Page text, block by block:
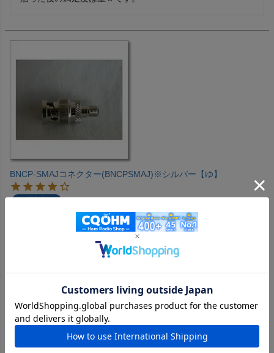
BNCP-SMAJコネクター(BNCPSMAJ)※シルバー【ゆ】
購入者
2025/06/23
安心のCQオームさんで購入しました。
アマゾンでも同様のものがより安価で買えますが、品質が心